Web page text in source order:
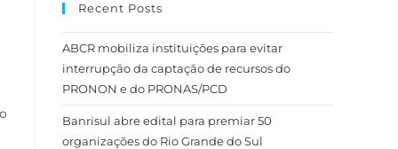
Recent Posts
ABCR mobiliza instituições para evitar
interrupção da captação de recursos do
PRONON e do PRONAS/PCD
Banrisul abre edital para premiar 50
organizações do Rio Grande do Sul